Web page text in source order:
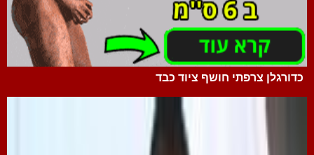
כדורגלן צרפתי חושף ציוד כבד